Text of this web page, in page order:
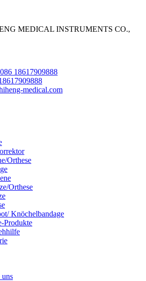
MEDICAL INSTRUMENTS CO.,
18617909888
medical.com
Orthese
Orthese
Knöchelbandage
Produkte